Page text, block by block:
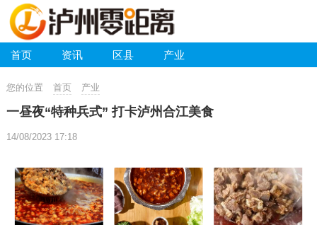
首页 资讯 区县 产业
您的位置 首页 产业
一昼夜“特种兵式” 打卡泸州合江美食
14/08/2023 17:18